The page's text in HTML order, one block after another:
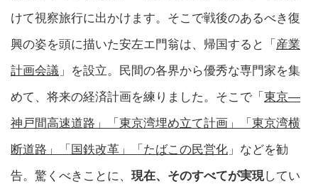
けて視察旅行に出かけます。そこで戦後のあるべき復
興の姿を頭に描いた安左エ門翁は、帰国すると「 産業
計画会議 」を設立。民間の各界から優秀な専門家を集
めて、将来の経済計画を練りました。そこで「 東京―
神戸間高速道路」「東京湾埋め立て計画」「東京湾横
断道路」「国鉄改革」「たばこの民営化 」などを勧
告。驚くべきことに、 現在、そのすべてが実現してい